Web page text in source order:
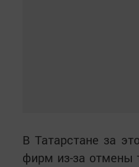
В Татарстане за
фирм из-за отмены